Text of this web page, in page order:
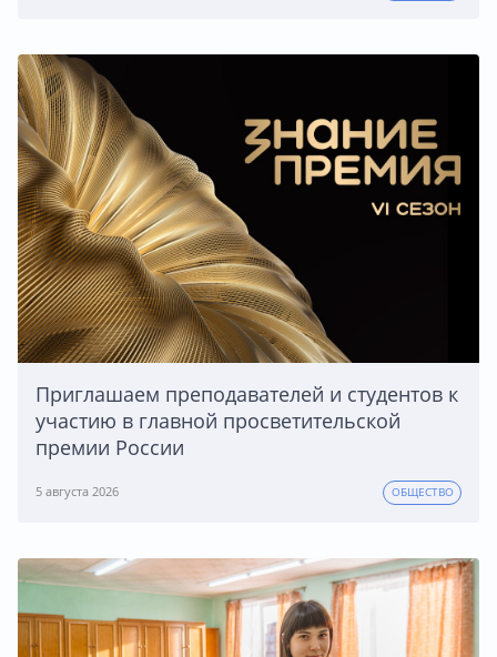
Приглашаем преподавателей и студентов к
участию в главной просветительской
премии России
5 августа 2026 ОБЩЕСТВО